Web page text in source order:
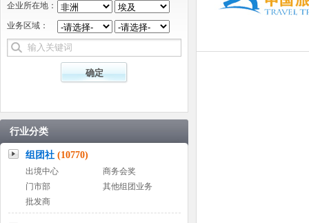
企业所在地：
业务区域：
行业分类
组团社 (10770)
出境中心
商务会奖
门市部
其他组团业务
批发商